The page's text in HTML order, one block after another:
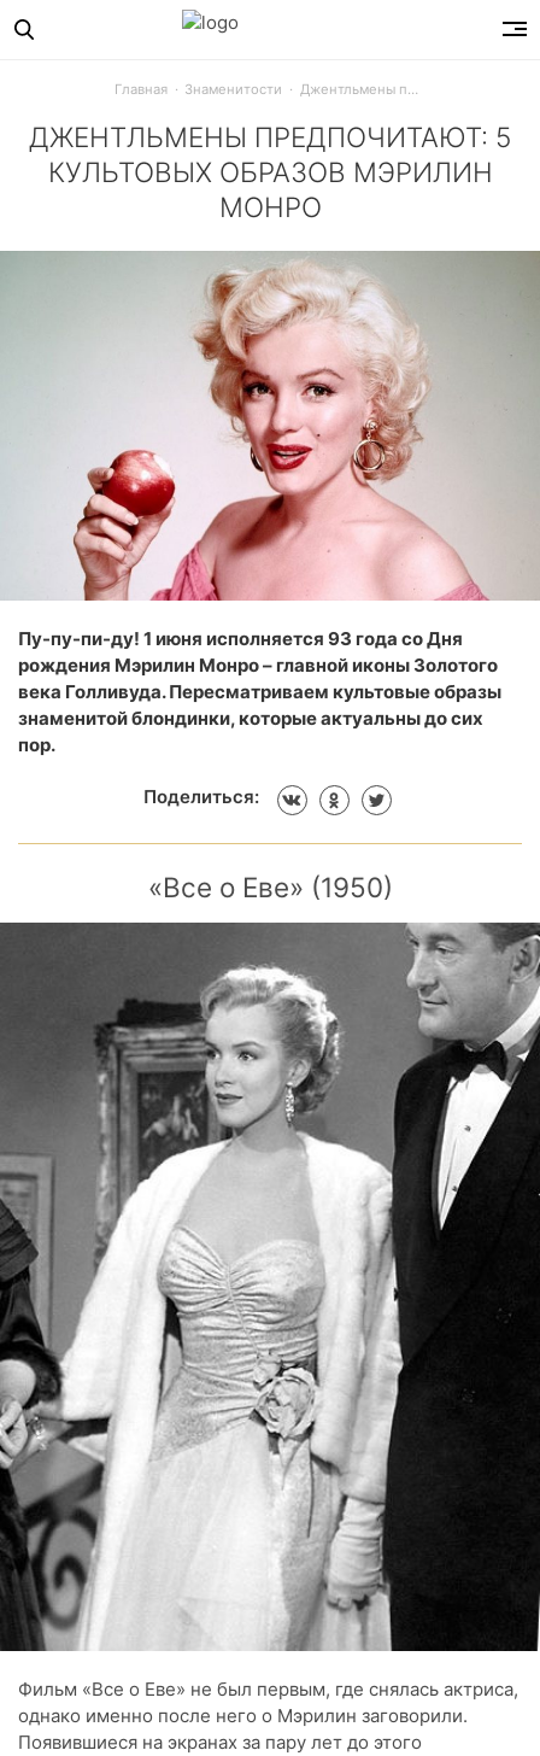
Главная Знаменитости
ДЖЕНТЛЬМЕНЫ ПРЕДПОЧИТАЮТ: 5
КУЛЬТОВЫХ ОБРАЗОВ МЭРИЛИН
МОНРО
В честь дня рождения великой блондинки 1 июня мы
Пу-пу-пи-ду! 1 июня исполняется 93 года со Дня
рождения Мэрилин Монро – главной иконы Золотого
века Голливуда. Пересматриваем культовые образы
знаменитой блондинки, которые актуальны до сих
пор.
Поделиться:
«Все о Еве» (1950)
Фильм «Все о Еве» не был первым, где снялась актриса,
однако именно после него о Мэрилин заговорили.
Появившиеся на экранах за пару лет до этого